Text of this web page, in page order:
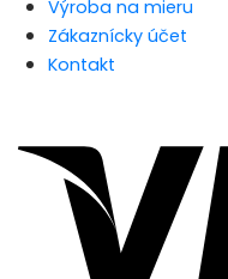
Výroba na mieru
Zákaznícky účet
Kontakt